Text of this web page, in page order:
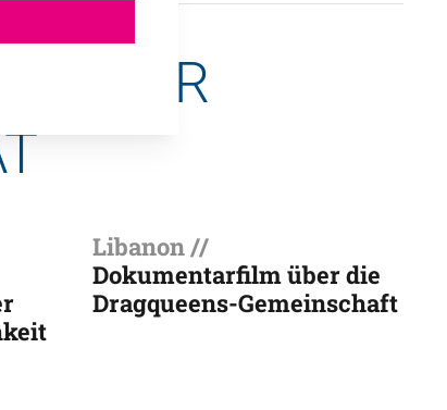
FÜR
Libanon //
Dokumentarfilm über die
Dragqueens-Gemeinschaft